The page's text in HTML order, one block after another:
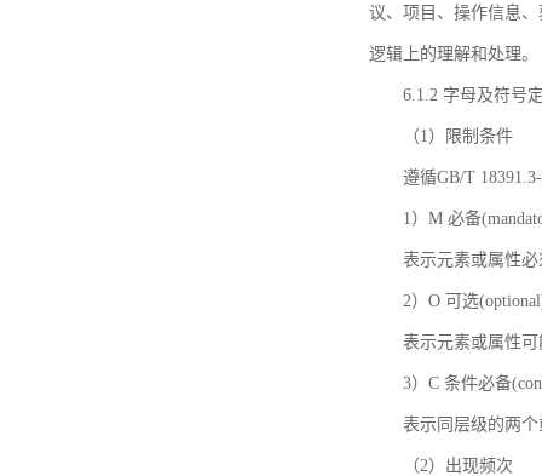
议、项目、操作信息
逻辑上的理解和处理。
6.1.2 字母及符号
（1）限制条件
遵循GB/T
1）M 必备
表示元素或属性
2）O 可选
表示元素或属性
3）C 条件必备
表示同层级的两
（2）出现频次